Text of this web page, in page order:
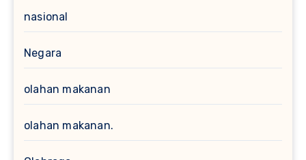
nasional
Negara
olahan makanan
olahan makanan.